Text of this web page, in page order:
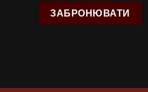
ЗАБРОНЮВАТИ